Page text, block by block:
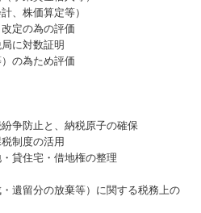
、株価算定等）
定の為の評価
に対数証明
の為ため評価
争防止と、納税原子の確保
制度の活用
貸住宅・借地権の整理
遺留分の放棄等）に関する税務上の